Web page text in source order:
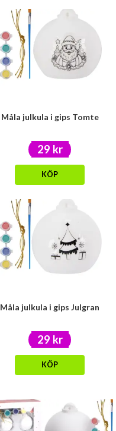
Måla julkula i gips Tomte
29 kr
KÖP
Måla julkula i gips Julgran
29 kr
KÖP